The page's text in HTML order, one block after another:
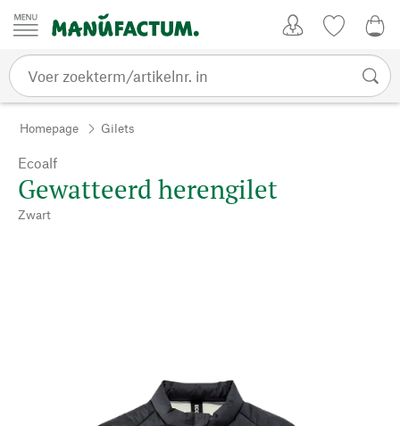
Passer au contenu
Homepage Gilets
Ecoalf
Gewatteerd herengilet
Zwart